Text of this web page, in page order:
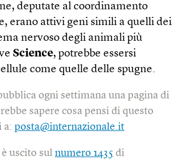
deputate al coordinamento
erano attivi geni simili a quelli dei
nervoso degli animali più
Science, potrebbe essersi
come quelle delle spugne.
ogni settimana una pagina di
sapere cosa pensi di questo
a: posta@internazionale.it
uscito sul numero 1435 di